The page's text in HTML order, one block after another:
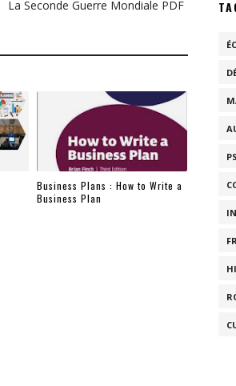
La Seconde Guerre Mondiale PDF
Business Plans : How to Write a
Business Plan